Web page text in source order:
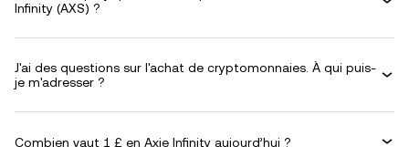
Infinity (AXS) ?
J'ai des questions sur l'achat de cryptomonnaies. À qui puis-
je m'adresser ?
Combien vaut 1 £ en Axie Infinity aujourd’hui ?